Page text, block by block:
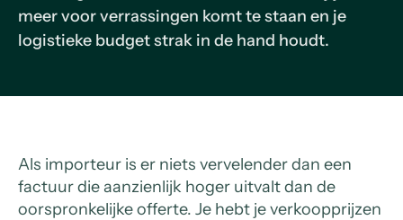
meer voor verrassingen komt te staan en je
logistieke budget strak in de hand houdt.
Als importeur is er niets vervelender dan een
factuur die aanzienlijk hoger uitvalt dan de
oorspronkelijke offerte. Je hebt je verkoopprijzen